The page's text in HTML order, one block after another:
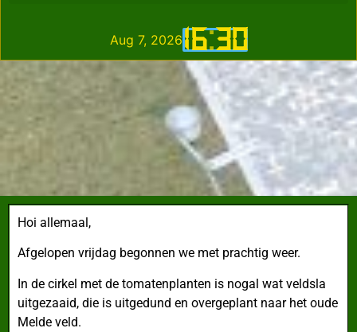
16:30
Aug 7, 2026
Hoi allemaal,
Afgelopen vrijdag begonnen we met prachtig weer.
In de cirkel met de tomatenplanten is nogal wat veldsla
uitgezaaid, die is uitgedund en overgeplant naar het oude
Melde veld.